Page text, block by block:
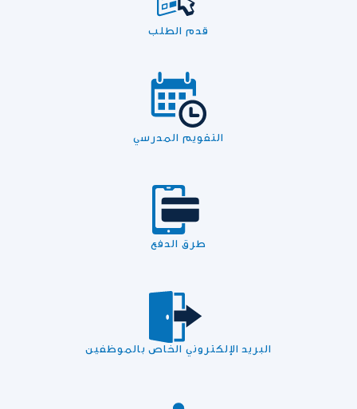
قدم الطلب
التقويم المدرسي
طرق الدفع
البريد الإلكتروني الخاص بالموظفين